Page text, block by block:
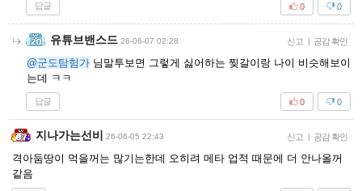
답글 0
0
유튜브밴스드 26-06-07 02:28 신고 | 공감 확인
@군도탐험가 님말투보면 그렇게 싫어하는 찢갈이랑 나이 비슷해보이
는데 ㅋㅋ
답글 0
0
지나가는선비 26-06-05 22:43 신고 | 공감 확인
격아둠땅이 먹을꺼는 많기는한데 오히려 메타 업적 때문에 더 안나올꺼
같음